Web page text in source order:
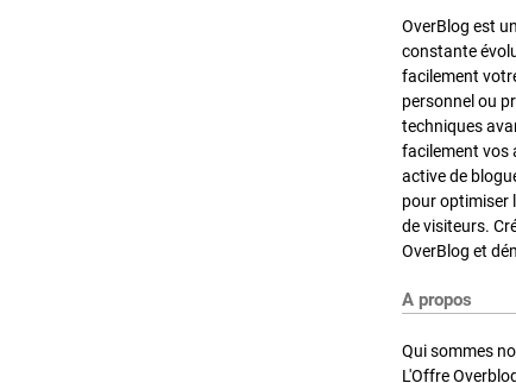
OverBlog est
constante
facilement
personnel ou
techniques
facilement vos
active de
pour optimiser
de visiteurs.
OverBlog et
A propos
Qui sommes
L'Offre